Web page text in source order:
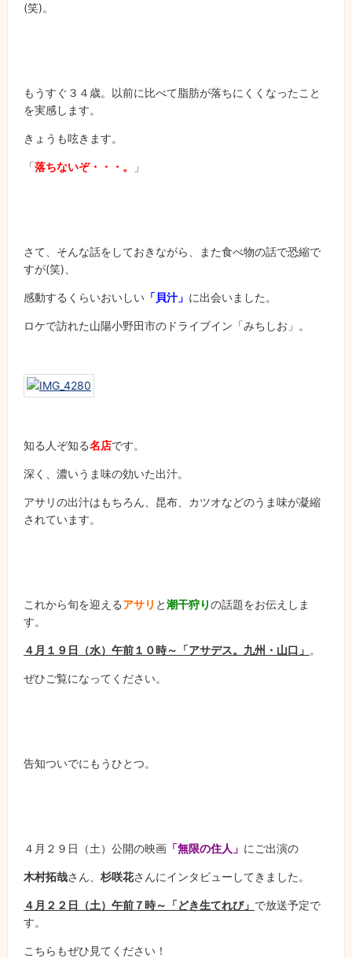
(笑)。
もうすぐ３４歳。以前に比べて脂肪が落ちにくくなったこと
を実感します。
きょうも呟きます。
「落ちないぞ・・・。 」
さて、そんな話をしておきながら、また食べ物の話で恐縮で
すが(笑)、
感動するくらいおいしい 「貝汁」 に出会いました。
ロケで訪れた山陽小野田市のドライブイン「みちしお」。
知る人ぞ知る名店です。
深く、濃いうま味の効いた出汁。
アサリの出汁はもちろん、昆布、カツオなどのうま味が凝縮
されています。
これから旬を迎えるアサリ と潮干狩りの話題をお伝えしま
す。
４月１９日（水）午前１０時～「アサデス。九州・山口」 。
ぜひご覧になってください。
告知ついでにもうひとつ。
４月２９日（土）公開の映画 「無限の住人」 にご出演の
木村拓哉さん、 杉咲花さんにインタビューしてきました。
４月２２日（土）午前７時～「どき生てれび」 で放送予定で
す。
こちらもぜひ見てください！